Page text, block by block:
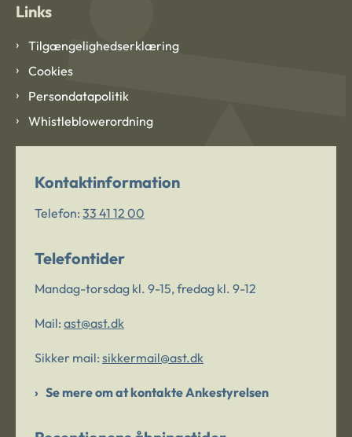
Links
Tilgængelighedserklæring
Cookies
Persondatapolitik
Whistleblowerordning
Kontaktinformation
Telefon: 33 41 12 00
Telefontider
Mandag-torsdag kl. 9-15, fredag kl. 9-12
Mail: ast@ast.dk
Sikker mail: sikkermail@ast.dk
Se mere om at kontakte Ankestyrelsen